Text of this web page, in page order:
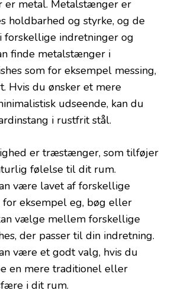
er metal. Metalstænger er
holdbarhed og styrke, og de
forskellige indretninger og
finde metalstænger i
som for eksempel messing,
Hvis du ønsker et mere
udseende, kan du
i rustfrit stål.
er træstænger, som tilføjer
følelse til dit rum.
være lavet af forskellige
eksempel eg, bøg eller
vælge mellem forskellige
der passer til din indretning.
være et godt valg, hvis du
en mere traditionel eller
i dit rum.